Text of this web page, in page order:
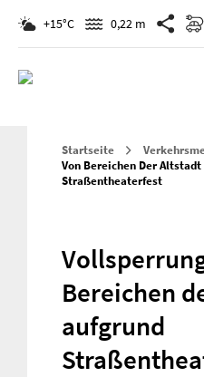
+15°C 0,22 m
Startseite
Von Bereichen Der Altstadt
Straßentheaterfest
Bereichen
aufgrund